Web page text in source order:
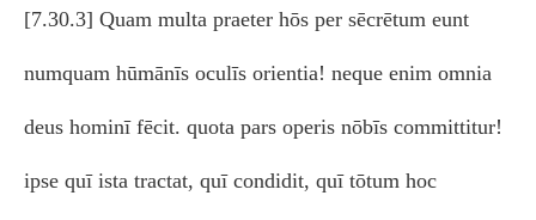
[7.30.3] Quam multa praeter hōs per sēcrētum eunt
numquam hūmānīs oculīs orientia! neque enim omnia
deus hominī fēcit. quota pars operis nōbīs committitur!
ipse quī ista tractat, quī condidit, quī tōtum hoc